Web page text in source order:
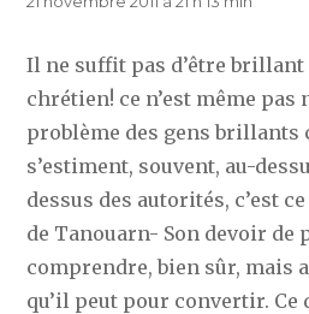
Il ne suffit pas d’être
chrétien! ce n’est même pas
problème des gens brillants
s’estiment, souvent, au-
dessus des autorités, c’est ce
de Tanouarn- Son devoir de
comprendre, bien sûr, mais
qu’il peut pour convertir. Ce